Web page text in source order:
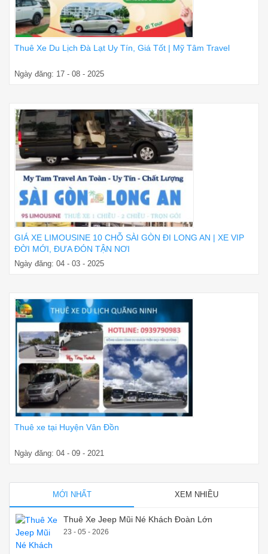
Thuê Xe Du Lịch Đà Lạt Uy Tín, Giá Tốt | Mỹ Tâm Travel
Ngày đăng: 17 - 08 - 2025
GIÁ XE LIMOUSINE 10 CHỖ SÀI GÒN ĐI LONG AN | XE VIP
ĐỜI MỚI, ĐƯA ĐÓN TẬN NƠI
Ngày đăng: 04 - 03 - 2025
Thuê xe tại Huyện Vân Đồn
Ngày đăng: 04 - 09 - 2021
MỚI NHẤT XEM NHIỀU
Thuê Xe Jeep Mũi Né Khách Đoàn Lớn
23 - 05 - 2026